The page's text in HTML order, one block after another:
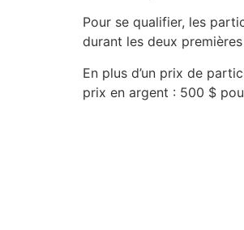
Pour se qualifier, les
durant les deux
En plus d’un prix de
prix en argent : 500 $